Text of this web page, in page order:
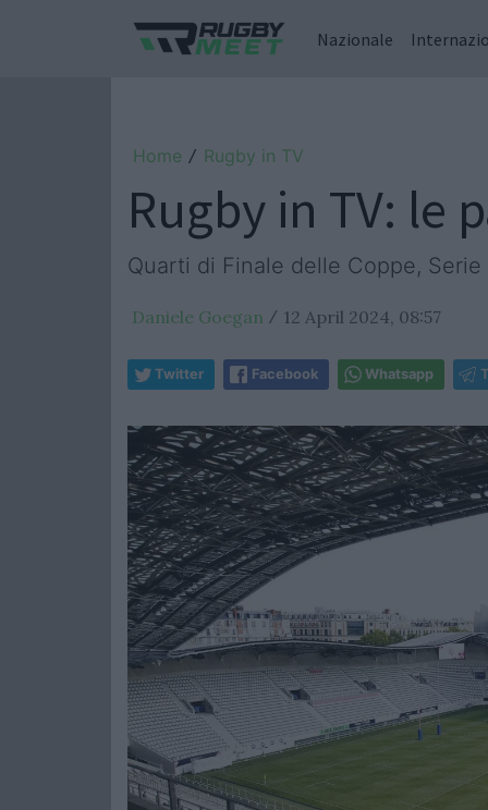
Nazionale
Home / Rugby in TV
Rugby in TV: le
Quarti di Finale delle Coppe,
Daniele Goegan / 12 April 2024, 08:57
Twitter Facebook Whatsapp